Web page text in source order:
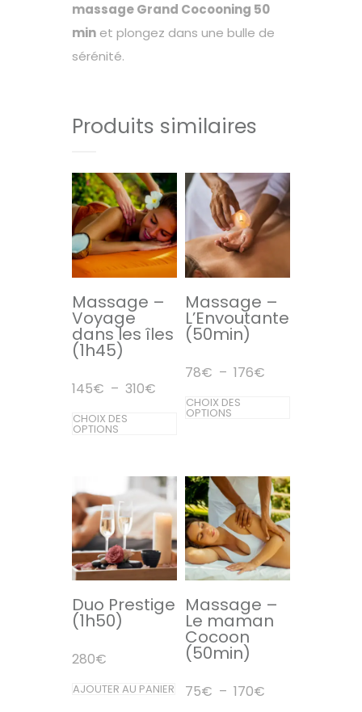
massage Grand Cocooning 50
min et plongez dans une bulle de
sérénité.
Produits similaires
Massage –
Voyage
dans les îles
(1h45)
145€ – 310€
CHOIX DES
OPTIONS
Ce
plusieurs
variations.
Les
options
peuvent
être
choisies
sur
page
Massage –
L’Envoutante
(50min)
78€ – 176€
CHOIX DES
OPTIONS
variations.
Les
options
être
Duo Prestige
(1h50)
280€
AJOUTER AU PANIER
Massage –
Le maman
Cocoon
(50min)
75€ – 170€